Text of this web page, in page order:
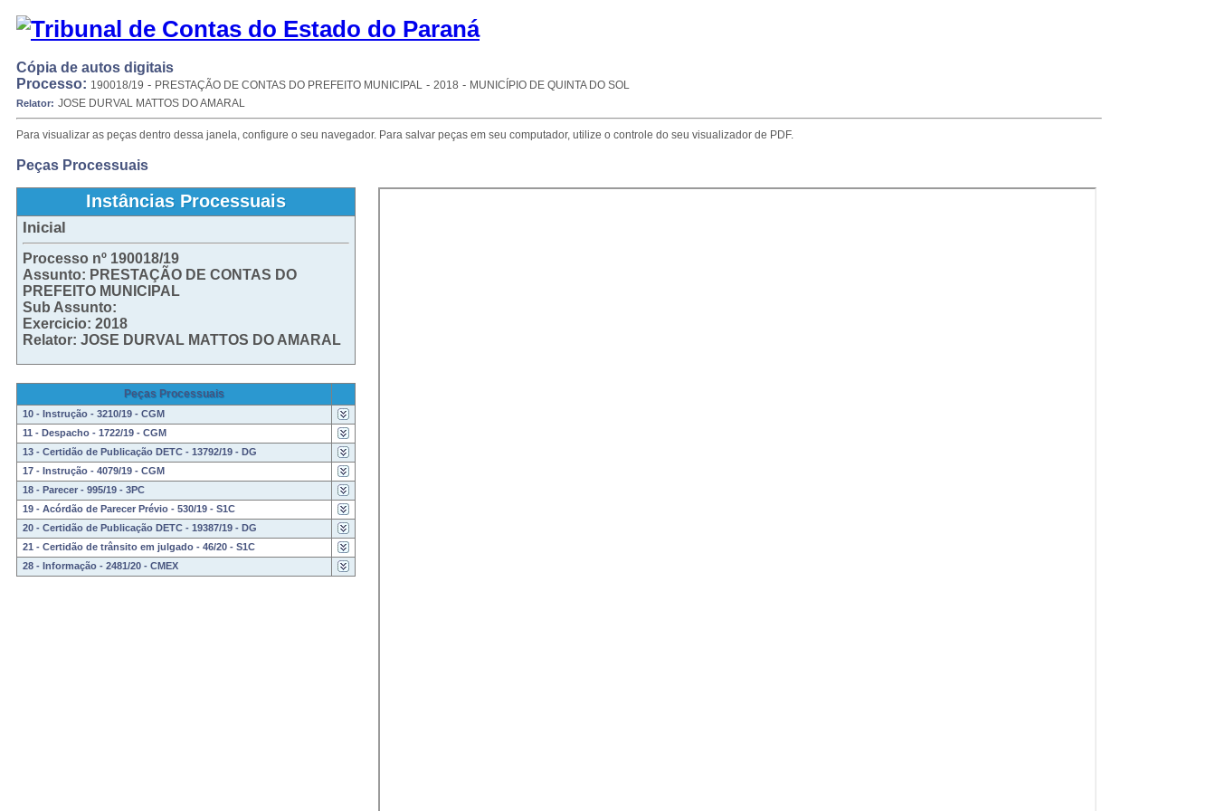
Cópia de autos digitais
Processo: 190018/19 - PRESTAÇÃO DE CONTAS DO PREFEITO MUNICIPAL - 2018 - MUNICÍPIO DE QUINTA DO SOL
Relator: JOSE DURVAL MATTOS DO AMARAL
Para visualizar as peças dentro dessa janela, configure o seu navegador. Para salvar peças em seu computador, utilize o controle do seu visualizador de PDF.
Peças Processuais
Instâncias Processuais
Inicial
Processo nº 190018/19
Assunto: PRESTAÇÃO DE CONTAS DO
PREFEITO MUNICIPAL
Sub Assunto:
Exercicio: 2018
Relator: JOSE DURVAL MATTOS DO AMARAL
Peças Processuais
10 - Instrução - 3210/19 - CGM
11 - Despacho - 1722/19 - CGM
13 - Certidão de Publicação DETC - 13792/19 - DG
17 - Instrução - 4079/19 - CGM
18 - Parecer - 995/19 - 3PC
19 - Acórdão de Parecer Prévio - 530/19 - S1C
20 - Certidão de Publicação DETC - 19387/19 - DG
21 - Certidão de trânsito em julgado - 46/20 - S1C
28 - Informação - 2481/20 - CMEX